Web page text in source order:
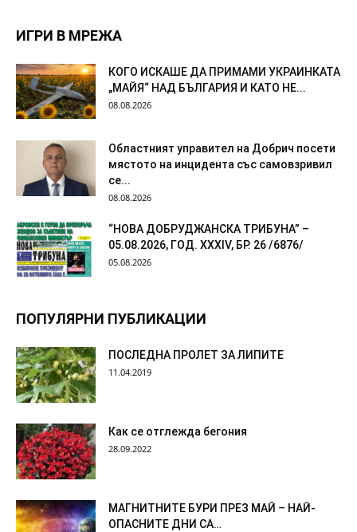
ИГРИ В МРЕЖА
КОГО ИСКАШЕ ДА ПРИМАМИ УКРАИНКАТА
„МАЙЯ“ НАД БЪЛГАРИЯ И КАТО НЕ...
08.08.2026
Областният управител на Добрич посети
мястото на инцидента със самовзривил
се...
08.08.2026
“НОВА ДОБРУДЖАНСКА ТРИБУНА” –
05.08.2026, ГОД. XXХIV, БР. 26 /6876/
05.08.2026
ПОПУЛЯРНИ ПУБЛИКАЦИИ
ПОСЛЕДНА ПРОЛЕТ ЗА ЛИПИТЕ
11.04.2019
Как се отглежда бегония
28.09.2022
МАГНИТНИТЕ БУРИ ПРЕЗ МАЙ – НАЙ-
ОПАСНИТЕ ДНИ СА…